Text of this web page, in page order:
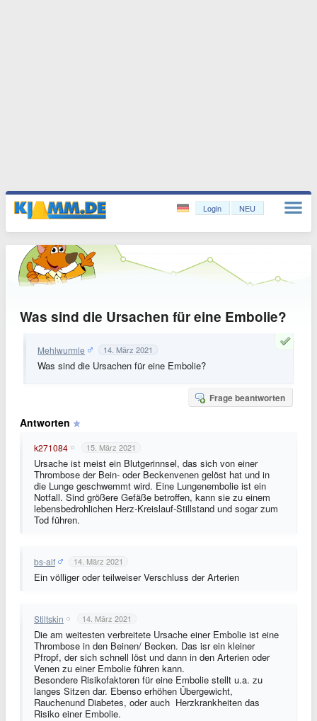
Login NEU
Was sind die Ursachen für eine Embolie?
Mehlwurmle 14. März 2021
Was sind die Ursachen für eine Embolie?
Frage beantworten
Antworten
k271084 15. März 2021
Ursache ist meist ein Blutgerinnsel, das sich von einer
Thrombose der Bein- oder Beckenvenen gelöst hat und in
die Lunge geschwemmt wird. Eine Lungenembolie ist ein
Notfall. Sind größere Gefäße betroffen, kann sie zu einem
lebensbedrohlichen Herz-Kreislauf-Stillstand und sogar zum
Tod führen.
bs-alf 14. März 2021
Ein völliger oder teilweiser Verschluss der Arterien
Stiltskin 14. März 2021
Die am weitesten verbreitete Ursache einer Embolie ist eine
Thrombose in den Beinen/ Becken. Das isr ein kleiner
Pfropf, der sich schnell löst und dann in den Arterien oder
Venen zu einer Embolie führen kann.
Besondere Risikofaktoren für eine Embolie stellt u.a. zu
langes Sitzen dar. Ebenso erhöhen Übergewicht,
Rauchenund Diabetes, oder auch Herzkrankheiten das
Risiko einer Embolie.